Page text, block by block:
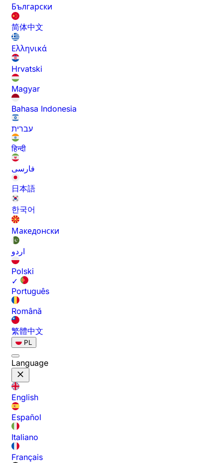
Български
简体中文
Ελληνικά
Hrvatski
Magyar
Bahasa Indonesia
עברית
हिन्दी
فارسی
日本語
한국어
Македонски
اردو
Polski
✓
Português
Română
繁體中文
PL
Language
English
Español
Italiano
Français